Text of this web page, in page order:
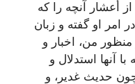
أعشار آنچه‌ را که‌
امر او گفته‌ و زبان‌
من‌، اخبار و
آنها استدلال‌ و
حدیث‌ غدیر، و